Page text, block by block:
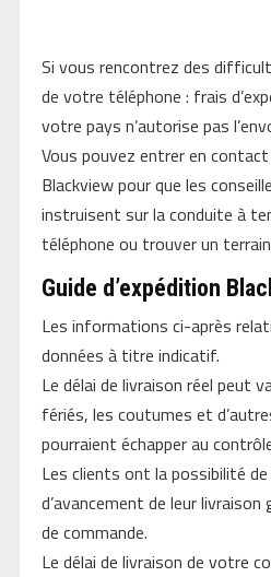
Si vous rencontrez des
de votre téléphone : frais
votre pays n’autorise pas
Vous pouvez entrer en
Blackview pour que les
instruisent sur la conduite à
téléphone ou trouver un
Guide d’expédition
Les informations ci-après
données à titre indicatif.
Le délai de livraison réel peut
fériés, les coutumes et
pourraient échapper au
Les clients ont la possibilité
d’avancement de leur
de commande.
Le délai de livraison de votre